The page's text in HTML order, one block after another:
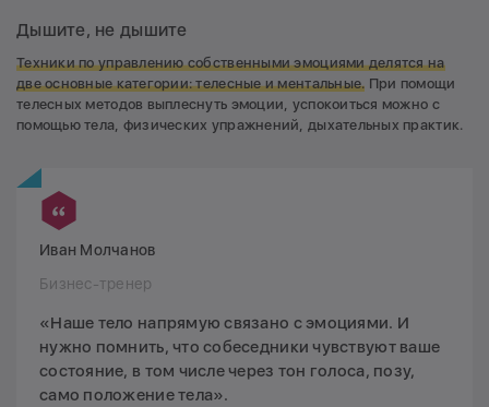
Дышите, не дышите
Техники по управлению собственными эмоциями делятся на
две основные категории: телесные и ментальные. При помощи
телесных методов выплеснуть эмоции, успокоиться можно с
помощью тела, физических упражнений, дыхательных практик.
Иван Молчанов
Бизнес-тренер
«Наше тело напрямую связано с эмоциями. И
нужно помнить, что собеседники чувствуют ваше
состояние, в том числе через тон голоса, позу,
само положение тела».